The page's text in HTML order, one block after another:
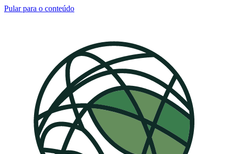
Pular para o conteúdo